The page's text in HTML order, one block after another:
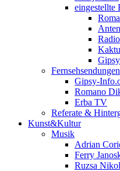
eingestellte
Fernsehsendungen
Gipsy-
Romano
Erba TV
Referate &
Kunst&Kultur
Musik
Adrian
Ferry
Ruzsa